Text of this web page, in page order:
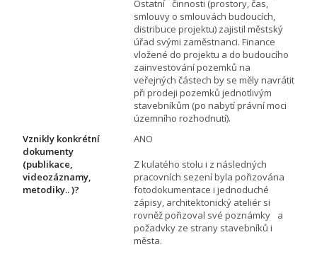
Ostatní činnosti (prostory, čas,
smlouvy o smlouvách budoucích,
distribuce projektu) zajistil městský
úřad svými zaměstnanci. Finance
vložené do projektu a do budoucího
zainvestování pozemků na
veřejných částech by se měly navrátit
při prodeji pozemků jednotlivým
stavebníkům (po nabytí právní moci
územního rozhodnutí).
Vznikly konkrétní
dokumenty
(publikace,
videozáznamy,
metodiky.. )?
ANO
Z kulatého stolu i z následných
pracovních sezení byla pořizována
fotodokumentace i jednoduché
zápisy, architektonický ateliér si
rovněž pořizoval své poznámky a
požadvky ze strany stavebníků i
města.